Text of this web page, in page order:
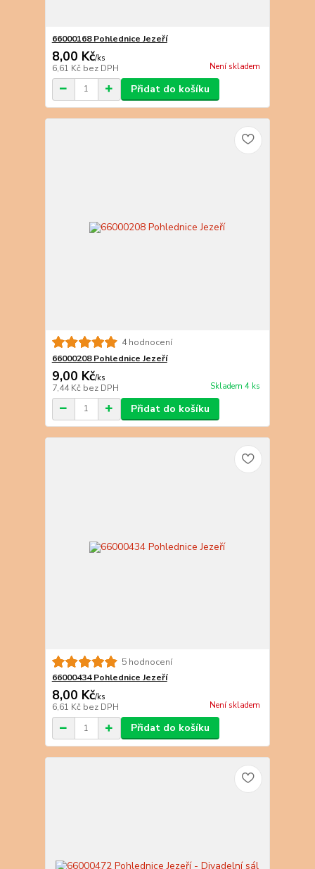
66000168 Pohlednice Jezeří
8,00 Kč/ks
6,61 Kč bez DPH Není skladem
Přidat do košíku
4 hodnocení
66000208 Pohlednice Jezeří
9,00 Kč/ks
7,44 Kč bez DPH Skladem 4 ks
Přidat do košíku
5 hodnocení
66000434 Pohlednice Jezeří
8,00 Kč/ks
6,61 Kč bez DPH Není skladem
Přidat do košíku